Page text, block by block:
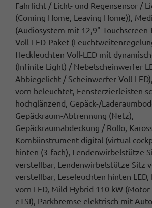
Fahrlicht / Licht- und Regensensor /
(Coming Home, Leaving Home)),
(Audiosystem mit 12,9" Touchscreen-
Voll-LED-Paket
Heckleuchten Voll-LED mit
(Infinite Light) / Nebelscheinwerfer
Abbiegelicht / Scheinwerfer Voll-
vorn beleuchtet, Fensterzierleisten
hochglänzend, Gepäck-/
Gepäckraum-Abtrennung (Netz),
Gepäckraumabdeckung / Rollo,
Kombiinstrument digital (virtual
hinten (3-fach), Lendenwirbelstütze
verstellbar, Lendenwirbelstütze Sitz
verstellbar, Leseleuchten hinten LED,
vorn LED, Mild-Hybrid 110 kW
eTSI), Parkbremse elektrisch mit